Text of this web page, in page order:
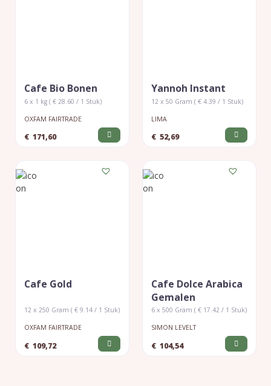
Cafe Bio Bonen
6 x 1 kg ( € 28.60 / 1 Stuk)
OXFAM FAIRTRADE
€ 171,60
Yannoh Instant
12 x 50 Gram ( € 4.39 / 1 Stuk)
LIMA
€ 52,69
Cafe Gold
12 x 250 Gram ( € 9.14 / 1 Stuk)
OXFAM FAIRTRADE
€ 109,72
Cafe Dolce Arabica
Gemalen
6 x 500 Gram ( € 17.42 / 1 Stuk)
SIMON LEVELT
€ 104,54